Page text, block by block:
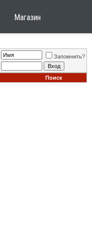
Магазин
Запомнить?
Поиск